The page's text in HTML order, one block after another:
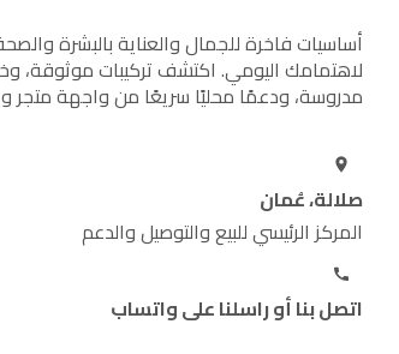
أساسيات فاخرة للجمال والعناية بالبشرة
لاهتمامك اليومي. اكتشف تركيبات موثوقة،
مدروسة، ودعمًا محليًا سريعًا من واجهة متجر
صلالة، عُمان
المركز الرئيسي للبيع والتوصيل والدعم
اتصل بنا أو راسلنا على واتساب